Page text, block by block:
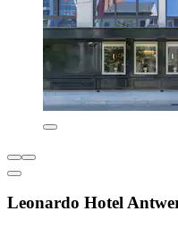
Leonardo Hotel